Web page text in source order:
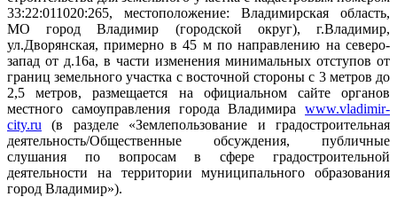
33:22:011020:265, местоположение: Владимирская область,
МО город Владимир (городской округ), г.Владимир,
ул.Дворянская, примерно в 45 м по направлению на северо-
запад от д.16а, в части изменения минимальных отступов от
границ земельного участка с восточной стороны с 3 метров до
2,5 метров, размещается на официальном сайте органов
местного самоуправления города Владимира www.vladimir-
city.ru (в разделе «Землепользование и градостроительная
деятельность/Общественные обсуждения, публичные
слушания по вопросам в сфере градостроительной
деятельности на территории муниципального образования
город Владимир»).